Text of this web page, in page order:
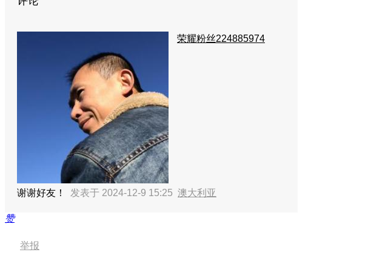
荣耀粉丝224885974
谢谢好友！ 发表于 2024-12-9 15:25 澳大利亚
赞
举报